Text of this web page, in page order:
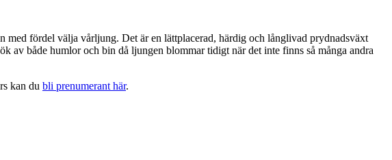
fördel välja vårljung. Det är en lättplacerad, härdig och långlivad prydnadsväxt
av både humlor och bin då ljungen blommar tidigt när det inte finns så många andra
kan du bli prenumerant här.